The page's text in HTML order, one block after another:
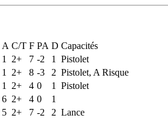
A C/T F PA D Capacités
1 2+ 7 -2 1
Pistolet
1 2+ 8 -3 2 Pistolet, A Risque
1 2+ 4 0 1
Pistolet
6 2+ 4 0
1
5 2+ 7 -2 2 Lance